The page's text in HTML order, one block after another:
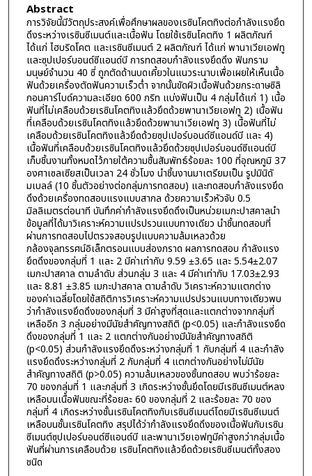
Abstract
การวิจัยนี้มีวัตถุประสงค์เพื่อศึกษาผลของเรซินโคตทิงต่อกำลังแรงยึด
ดึงระหว่างเรซินซีเมนต์และเนื้อฟัน โดยใช้เรซินโคตทิง 1 ผลิตภัณฑ์
ได้แก่ ไฮบริดโคต และเรซินซีเมนต์ 2 ผลิตภัณฑ์ ได้แก่ พานาเวียเอฟทู
และซุปเปอร์บอนด์ซีแอนด์บี การทดสอบกำลังแรงยึดดึง ฟันกราม
มนุษย์จำนวน 40 ซี่ ถูกตัดด้านบดเคี้ยวในแนวระนาบเพื่อเผยให้เห็นเนื้อ
ฟันด้วยเครื่องตัดฟันความเร็วต่ำ จากนั้นขัดผิวเนื้อฟันด้วยกระดาษซิลิ
กอนคาร์ไบด์ความละเอียด 600 กริท แบ่งฟันเป็น 4 กลุ่มได้แก่ 1) เนื้อ
ฟันที่ไม่เคลือบด้วยเรซินโคตทิงแล้วยึดด้วยพานาเวียเอฟทู 2) เนื้อฟัน
ที่เคลือบด้วยเรซินโคตทิงแล้วยึดด้วยพานาเวียเอฟทู 3) เนื้อฟันที่ไม่
เคลือบด้วยเรซินโคตทิงแล้วยึดด้วยซุปเปอร์บอนด์ซีแอนด์บี และ 4)
เนื้อฟันที่เคลือบด้วยเรซินโคตทิงแล้วยึดด้วยซุปเปอร์บอนด์ซีแอนด์บี
เก็บชิ้นงานทั้งหมดไว้ภายใต้ความชื้นสัมพัทธ์ร้อยละ 100 ที่อุณหภูมิ 37
องศาเซลเซียสเป็นเวลา 24 ชั่วโมง นำชิ้นงานมาเตรียมเป็น รูปมินิดั
มเบลล์ (10 ชิ้นตัวอย่างต่อกลุ่มการทดสอบ) และทดสอบกำลังแรงยึด
ดึงด้วยเครื่องทดสอบแรงแบบสากล ด้วยความเร็วหัวจับ 0.5
มิลลิเมตรต่อนาที บันทึกค่ากำลังแรงยึดดึงเป็นหน่วยเมกะปาสคาลนำ
ข้อมูลที่ได้มาวิเคราะห์ความแปรปรวนแบบทางเดียว นำชิ้นทดสอบที่
ผ่านการทดสอบไปตรวจสอบรูปแบบความล้มเหลวด้วย
กล้องจุลทรรศน์อิเล็กตรอนแบบส่องกราด ผลการทดสอบ กำลังแรง
ยึดดึงของกลุ่มที่ 1 และ 2 มีค่าเท่ากับ 9.59 ±3.65 และ 5.54±2.07
เมกะปาสคาล ตามลำดับ ส่วนกลุ่ม 3 และ 4 มีค่าเท่ากับ 17.03±2.93
และ 8.81 ±3.85 เมกะปาสคาล ตามลำดับ วิเคราะห์ความแตกต่าง
ของค่าเฉลี่ยโดยใช้สถิติการวิเคราะห์ความแปรปรวนแบบทางเดียวพบ
ว่ากำลังแรงยึดดึงของกลุ่มที่ 3 มีค่าสูงที่สุดและแตกต่างจากกลุ่มที่
เหลืออีก 3 กลุ่มอย่างมีนัยสำคัญทางสถิติ (p<0.05) และกำลังแรงยึด
ดึงของกลุ่มที่ 1 และ 2 แตกต่างกันอย่างมีนัยสำคัญทางสถิติ
(p<0.05) ส่วนกำลังแรงยึดดึงระหว่างกลุ่มที่ 1 กับกลุ่มที่ 4 และกำลัง
แรงยึดดึงระหว่างกลุ่มที่ 2 กับกลุ่มที่ 4 แตกต่างกันอย่างไม่มีนัย
สำคัญทางสถิติ (p>0.05) ความล้มเหลวของชิ้นทดสอบ พบว่าร้อยละ
70 ของกลุ่มที่ 1 และกลุ่มที่ 3 เกิดระหว่างชั้นยึดโดยมีเรซินซีเมนต์หลง
เหลือบนเนื้อฟันขณะที่ร้อยละ 60 ของกลุ่มที่ 2 และร้อยละ 70 ของ
กลุ่มที่ 4 เกิดระหว่างชั้นเรซินโคตทิงกับเรซินซีเมนต์โดยมีเรซินซีเมนต์
เหลือบนชั้นเรซินโคตทิง สรุปได้ว่ากำลังแรงยึดดึงของเนื้อฟันกับเรซิน
ซีเมนต์ซุปเปอร์บอนด์ซีแอนด์บี และพานาเวียเอฟทูมีค่าสูงกว่ากลุ่มเนื้อ
ฟันที่ผ่านการเคลือบด้วย เรซินโคตทิงแล้วยึดด้วยเรซินซีเมนต์ทั้งสอง
ชนิด